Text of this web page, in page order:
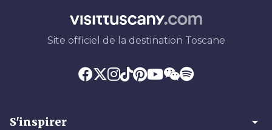
Site officiel de la destination Toscane
S'inspirer arrow_drop_down